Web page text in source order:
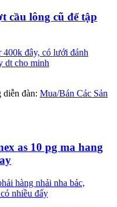
cầu lông cũ để tập
400k đây, có lưới đánh
dt cho minh
diễn đàn: Mua/Bán Các Sản
as 10 pg ma hang
hàng nhái nha bác,
nhiều đấy